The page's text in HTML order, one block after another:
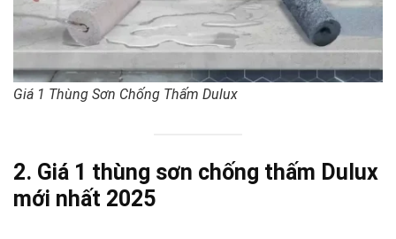
Giá 1 Thùng Sơn Chống Thấm Dulux
2. Giá 1 thùng sơn chống thấm Dulux
mới nhất 2025